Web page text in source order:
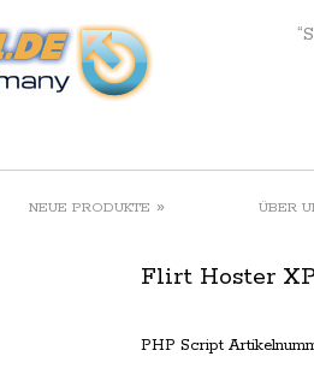
NEUE PRODUKTE » ÜBER
Flirt Hoster
PHP Script